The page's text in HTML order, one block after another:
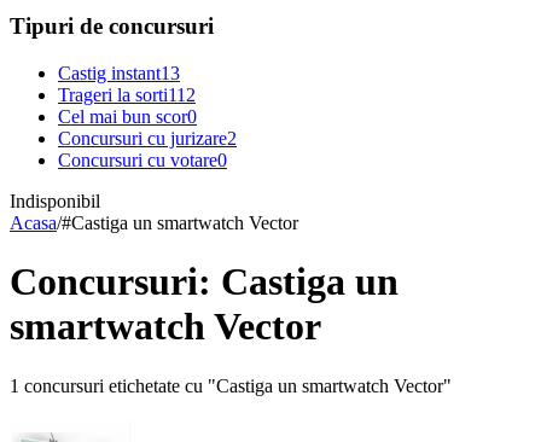
Tipuri de concursuri
Castig instant13
Trageri la sorti112
Cel mai bun scor0
Concursuri cu jurizare2
Concursuri cu votare0
Indisponibil
Acasa/#Castiga un smartwatch Vector
Concursuri: Castiga un
smartwatch Vector
1 concursuri etichetate cu "Castiga un smartwatch Vector"